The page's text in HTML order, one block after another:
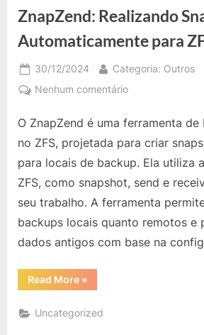
ZnapZend: Realizando
Automaticamente para
Posted
on
30/12/2024 By
Categoria: Outros
Nenhum comentárioem
Realizando
Snapshots
para
ZFS
O ZnapZend é uma ferramenta
no ZFS, projetada para criar
para locais de backup. Ela utiliza
ZFS, como snapshot, send e
seu trabalho. A ferramenta
backups locais quanto remotos e
dados antigos com base na
Read More“ZnapZend:
Realizando
Automaticamente
para
»
Uncategorized